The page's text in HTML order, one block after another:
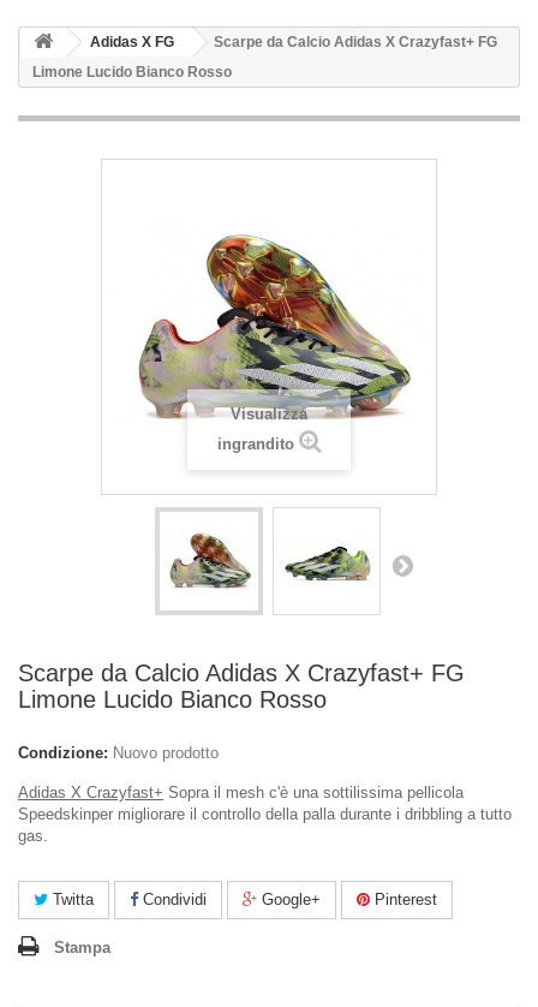
Adidas X FG
Scarpe da Calcio Adidas X Crazyfast+ FG
Limone Lucido Bianco Rosso
Visualizza
ingrandito
Scarpe da Calcio Adidas X Crazyfast+ FG
Limone Lucido Bianco Rosso
Condizione: Nuovo prodotto
Adidas X Crazyfast+ Sopra il mesh c'è una sottilissima pellicola
Speedskinper migliorare il controllo della palla durante i dribbling a tutto
gas.
Twitta Condividi Google+ Pinterest
Stampa